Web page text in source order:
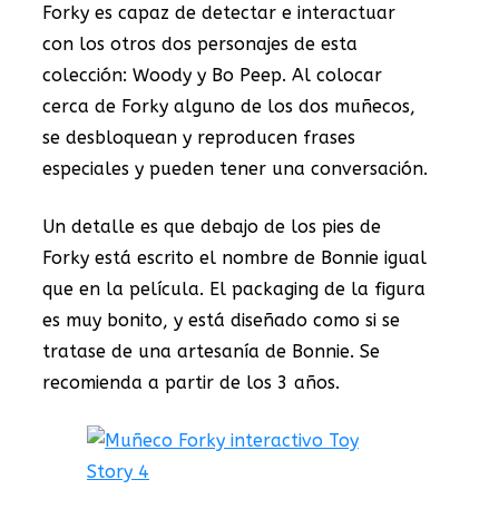
Forky es capaz de detectar e interactuar
con los otros dos personajes de esta
colección: Woody y Bo Peep. Al colocar
cerca de Forky alguno de los dos muñecos,
se desbloquean y reproducen frases
especiales y pueden tener una conversación.
Un detalle es que debajo de los pies de
Forky está escrito el nombre de Bonnie igual
que en la película. El packaging de la figura
es muy bonito, y está diseñado como si se
tratase de una artesanía de Bonnie. Se
recomienda a partir de los 3 años.